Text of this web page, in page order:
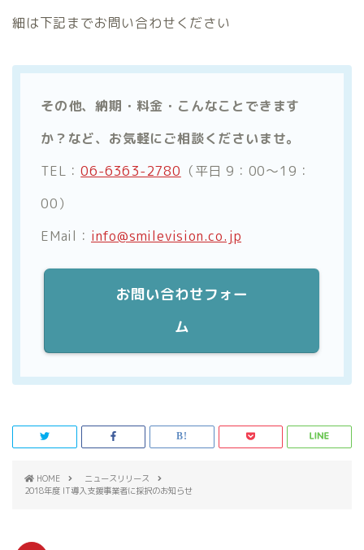
細は下記までお問い合わせください
その他、納期・料金・こんなことできます
か？など、お気軽にご相談くださいませ。
TEL：06-6363-2780 （平日 9：00～19：
00）
EMail： info@smilevision.co.jp
お問い合わせフォー
ム
HOME
ニュースリリース
2018年度 IT導入支援事業者に採択のお知らせ